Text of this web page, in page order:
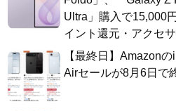
Ultra」購入で15,000
イント還元・アクセサ
【最終日】Amazon
Airセールが8月6日で